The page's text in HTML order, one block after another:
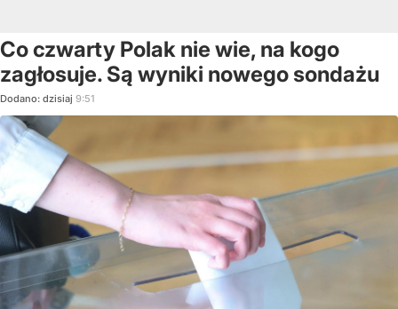
Co czwarty Polak nie wie, na kogo
zagłosuje. Są wyniki nowego sondażu
Dodano: dzisiaj 9:51